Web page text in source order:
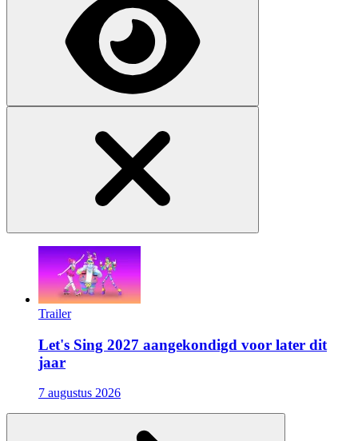
Trailer
Let's Sing 2027 aangekondigd voor later dit
jaar
7 augustus 2026